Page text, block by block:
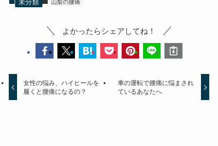
未分類 山梨の腰痛
よかったらシェアしてね！
女性の悩み、ハイヒールを
履くと腰痛になるの？
車の運転で腰痛に悩まされ
ているあなたへ